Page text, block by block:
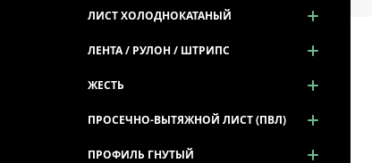
ЛИСТ ХОЛОДНОКАТАНЫЙ
ЛЕНТА / РУЛОН / ШТРИПС
ЖЕСТЬ
ПРОСЕЧНО-ВЫТЯЖНОЙ ЛИСТ (ПВЛ)
ПРОФИЛЬ ГНУТЫЙ